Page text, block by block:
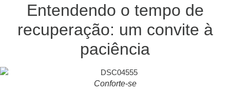
Entendendo o tempo de
recuperação: um convite à
paciência
Conforte-se